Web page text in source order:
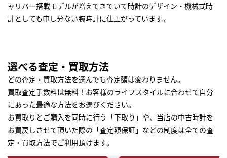
ャリバー搭載モデルが増えてきていて時計のデザイン・機械式時
計としても申し分ない腕時計に仕上がっています。
選べる査定・買取方法
どの査定・買取方法を選んでも査定額は変わりません。
買取査定手数料は無料！お客様のライフスタイルに合わせて自分
にあった最適な方法をお選びください。
お買取りとご購入を同時に行う「下取り」や、当店の中古時計を
お買戻しさせて頂いた際の「査定額保証」などの制度は全ての査
定・買取方法でご利用頂けます。